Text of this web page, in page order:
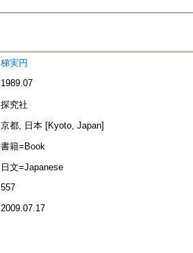
梯実円
1989.07
探究社
京都, 日本 [Kyoto, Japan]
書籍=Book
日文=Japanese
557
2009.07.17